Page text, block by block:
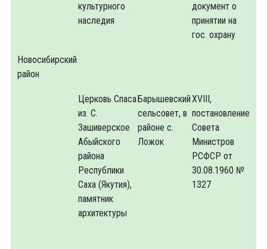
культурного
наследия
документ о
принятии на
гос. охрану
Новосибирский
район
Церковь Спаса
из. С.
Зашиверское
Абыйского
района
Республики
Саха (Якутия),
памятник
архитектуры
Барышевский
сельсовет, в
районе с.
Ложок
XVIII,
постановление
Совета
Министров
РСФСР от
30.08.1960 №
1327